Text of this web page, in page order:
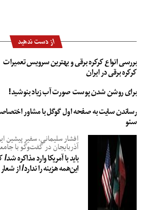
از دست ندهید
بررسی انواع کرکره برقی و بهترین سرویس تعمیرات
کرکره برقی در ایران
برای روشن شدن پوست صورت آب زیاد بنوشید!
رساندن سایت به صفحه اول گوگل با مشاور
سئو
افشار سلیمانی، سفیر پیشین
آذربایجان در گفت‌وگو با
باید با آمریکا وارد مذاکره
این‌همه هزینه را ندارد/ از